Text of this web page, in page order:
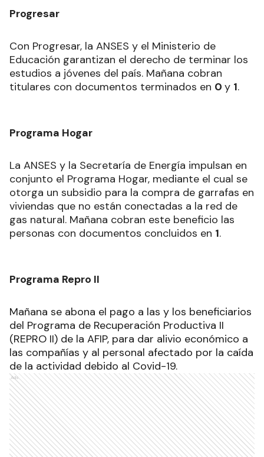
Progresar
Con Progresar, la ANSES y el Ministerio de
Educación garantizan el derecho de terminar los
estudios a jóvenes del país. Mañana cobran
titulares con documentos terminados en 0 y 1.
Programa Hogar
La ANSES y la Secretaría de Energía impulsan en
conjunto el Programa Hogar, mediante el cual se
otorga un subsidio para la compra de garrafas en
viviendas que no están conectadas a la red de
gas natural. Mañana cobran este beneficio las
personas con documentos concluidos en 1.
Programa Repro II
Mañana se abona el pago a las y los beneficiarios
del Programa de Recuperación Productiva II
(REPRO II) de la AFIP, para dar alivio económico a
las compañías y al personal afectado por la caída
de la actividad debido al Covid-19.
Ads